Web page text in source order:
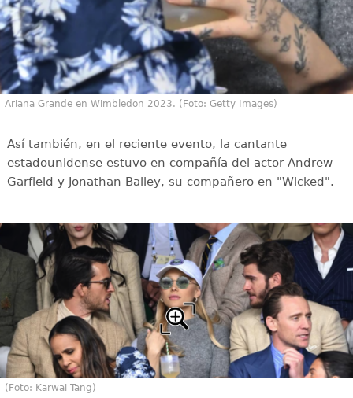
Ariana Grande en Wimbledon 2023. (Foto: Getty Images)
Así también, en el reciente evento, la cantante
estadounidense estuvo en compañía del actor Andrew
Garfield y Jonathan Bailey, su compañero en "Wicked".
(Foto: Karwai Tang)